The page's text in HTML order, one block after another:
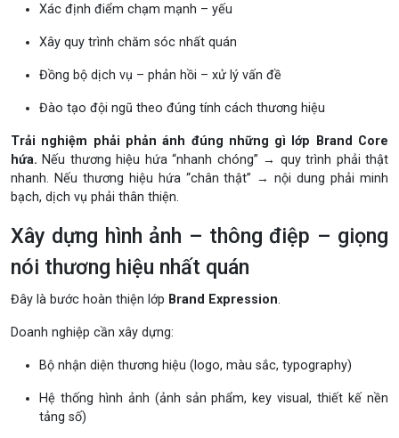
Xác định điểm chạm mạnh – yếu
Xây quy trình chăm sóc nhất quán
Đồng bộ dịch vụ – phản hồi – xử lý vấn đề
Đào tạo đội ngũ theo đúng tính cách thương hiệu
Trải nghiệm phải phản ánh đúng những gì lớp Brand Core
hứa. Nếu thương hiệu hứa “nhanh chóng” → quy trình phải thật
nhanh. Nếu thương hiệu hứa “chân thật” → nội dung phải minh
bạch, dịch vụ phải thân thiện.
Xây dựng hình ảnh – thông điệp – giọng
nói thương hiệu nhất quán
Đây là bước hoàn thiện lớp Brand Expression.
Doanh nghiệp cần xây dựng:
Bộ nhận diện thương hiệu (logo, màu sắc, typography)
Hệ thống hình ảnh (ảnh sản phẩm, key visual, thiết kế nền
tảng số)